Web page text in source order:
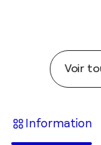
Voir
Information